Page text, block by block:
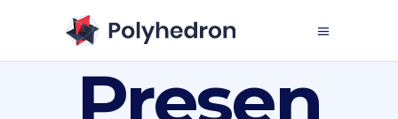
Presen